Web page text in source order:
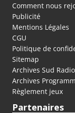
Comment nous
Publicité
Mentions Légales
CGU
Politique de
Sitemap
Archives Sud Radio
Archives
Règlement jeux
Partenaires